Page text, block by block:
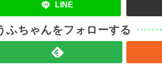
LINE
ふちゃんをフォローする